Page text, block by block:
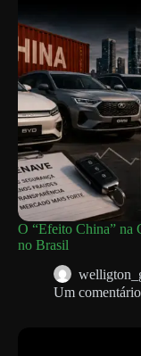
O “Efeito China” na
no Brasil
Um comentário